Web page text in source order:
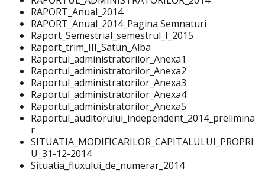
RAPORT_Anual_2014
RAPORT_Anual_2014_Pagina Semnaturi
Raport_Semestrial_semestrul_I_2015
Raport_trim_III_Satun_Alba
Raportul_administratorilor_Anexa1
Raportul_administratorilor_Anexa2
Raportul_administratorilor_Anexa3
Raportul_administratorilor_Anexa4
Raportul_administratorilor_Anexa5
Raportul_auditorului_independent_2014_prelimina
r
SITUATIA_MODIFICARILOR_CAPITALULUI_PROPRI
U_31-12-2014
Situatia_fluxului_de_numerar_2014